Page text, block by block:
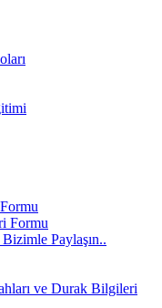
Formu
Paylaşın..
ve Durak Bilgileri